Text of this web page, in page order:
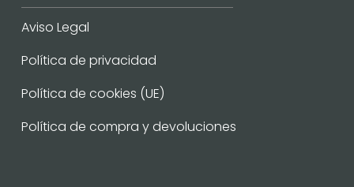
Aviso Legal
Política de privacidad
Política de cookies (UE)
Política de compra y devoluciones